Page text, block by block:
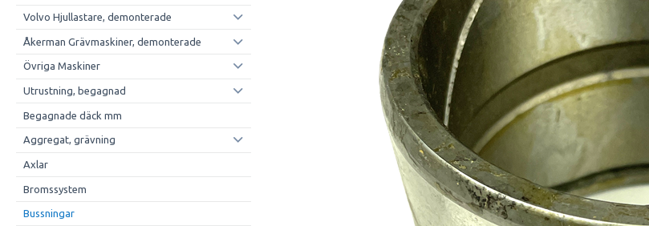
Volvo Hjullastare, demonterade
Åkerman Grävmaskiner, demonterade
Övriga Maskiner
Utrustning, begagnad
Begagnade däck mm
Aggregat, grävning
Axlar
Bromssystem
Bussningar